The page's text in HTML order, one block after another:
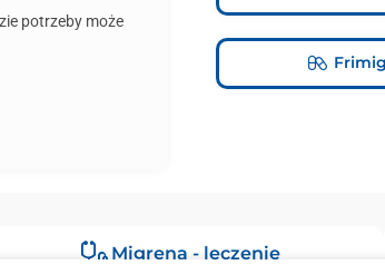
potrzeby może
Frimig
Migrena - leczenie